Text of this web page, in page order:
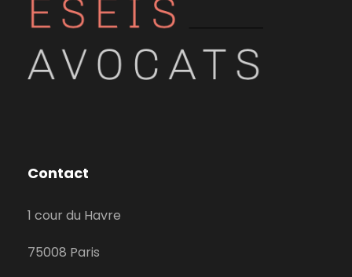
Contact
1 cour du Havre
75008 Paris